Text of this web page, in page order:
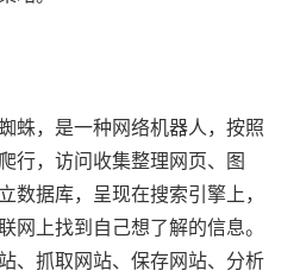
蛛，是一种网络机器人，按照
行，访问收集整理网页、图
数据库，呈现在搜索引擎上，
网上找到自己想了解的信息。
、抓取网站、保存网站、分析